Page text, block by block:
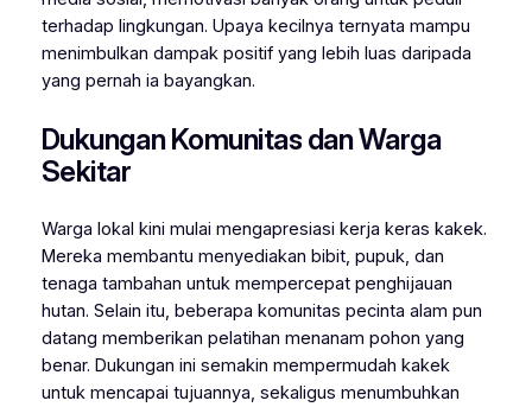
terhadap lingkungan. Upaya kecilnya ternyata mampu
menimbulkan dampak positif yang lebih luas daripada
yang pernah ia bayangkan.
Dukungan Komunitas dan Warga
Sekitar
Warga lokal kini mulai mengapresiasi kerja keras kakek.
Mereka membantu menyediakan bibit, pupuk, dan
tenaga tambahan untuk mempercepat penghijauan
hutan. Selain itu, beberapa komunitas pecinta alam pun
datang memberikan pelatihan menanam pohon yang
benar. Dukungan ini semakin mempermudah kakek
untuk mencapai tujuannya, sekaligus menumbuhkan